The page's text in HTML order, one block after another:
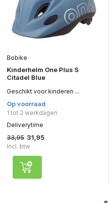
Bobike
Kinderhelm One Plus S
Citadel Blue
Geschikt voor kinderen ...
Op voorraad
1 tot 2 werkdagen
Deliverytime
33,95 31,95
Incl. btw